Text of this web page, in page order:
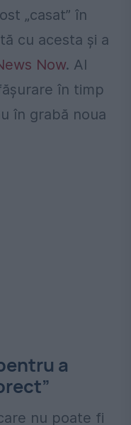
„casat” în
cu acesta și a
Now. Al
în timp
în grabă noua
a
nu poate fi